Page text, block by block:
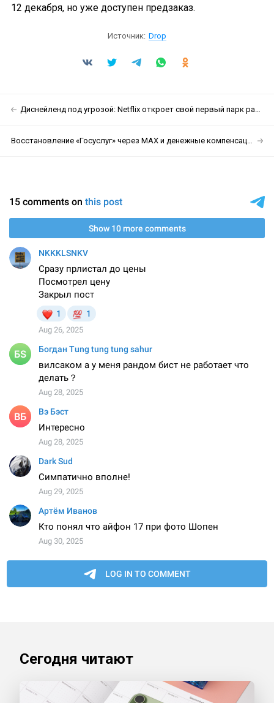
12 декабря, но уже доступен предзаказ.
Источник: Drop
Диснейленд под угрозой: Netflix откроет свой первый парк развлечений в США
Восстановление «Госуслуг» через МАХ и денежные компенсации: второй пакет мер против кибермошенников от Минцифры
Сегодня читают